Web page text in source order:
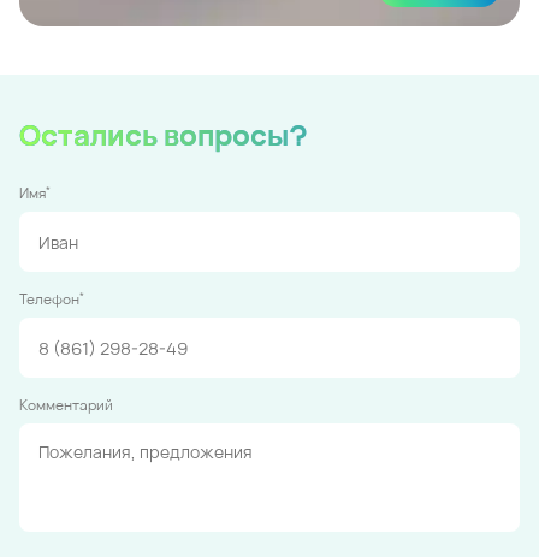
Остались вопросы?
Имя*
Телефон*
Комментарий